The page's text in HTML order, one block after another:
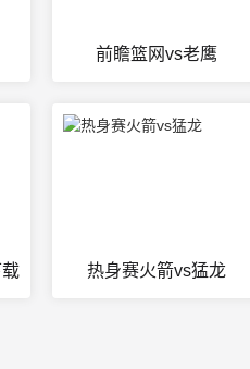
前瞻篮网vs老鹰
热身赛火箭vs猛龙